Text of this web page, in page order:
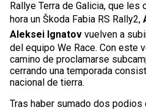
Rallye Terra de Galicia, que les
hora un Škoda Fabia RS Rally2,
Aleksei Ignatov vuelven a
del equipo We Race. Con este
camino de proclamarse
cerrando una temporada
nacional de tierra.
Tras haber sumado dos